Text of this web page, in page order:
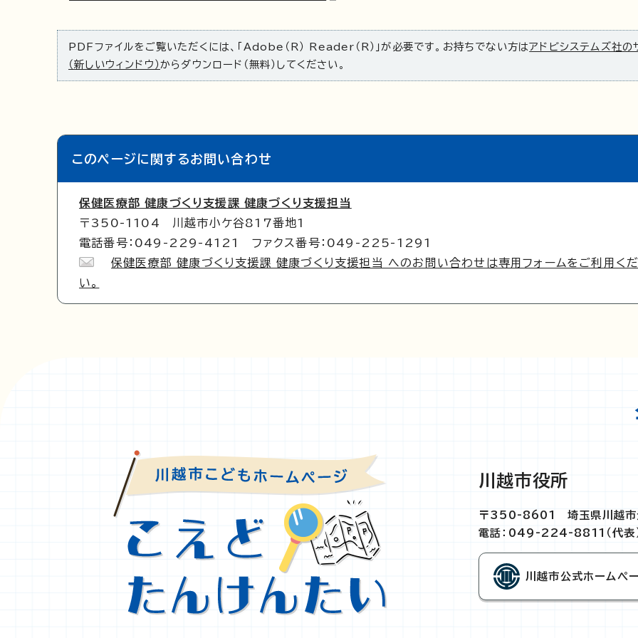
PDFファイルをご覧いただくには、「Adobe（R） Reader（R）」が必要です。お持ちでない方はアドビシステムズ社の
（新しいウィンドウ）からダウンロード（無料）してください。
このページに関するお問い合わせ
保健医療部 健康づくり支援課 健康づくり支援担当
〒350-1104 川越市小ケ谷817番地1
電話番号：049-229-4121 ファクス番号：049-225-1291
保健医療部 健康づくり支援課 健康づくり支援担当 へのお問い合わせは専用フォームをご利用く
い。
川越市役所
〒350-8601 埼玉県川越市
電話：049-224-8811（代表
川越市公式ホームペ